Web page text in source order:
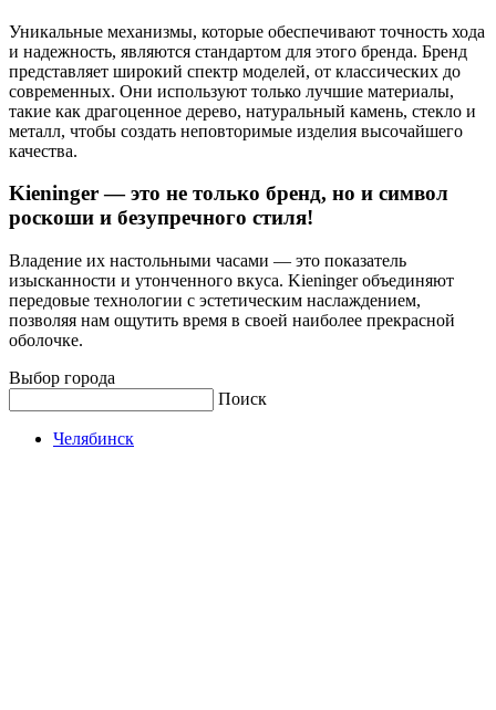
Уникальные механизмы, которые обеспечивают точность хода
и надежность, являются стандартом для этого бренда. Бренд
представляет широкий спектр моделей, от классических до
современных. Они используют только лучшие материалы,
такие как драгоценное дерево, натуральный камень, стекло и
металл, чтобы создать неповторимые изделия высочайшего
качества.
Kieninger — это не только бренд, но и символ
роскоши и безупречного стиля!
Владение их настольными часами — это показатель
изысканности и утонченного вкуса. Kieninger объединяют
передовые технологии с эстетическим наслаждением,
позволяя нам ощутить время в своей наиболее прекрасной
оболочке.
Выбор города
Поиск
Челябинск